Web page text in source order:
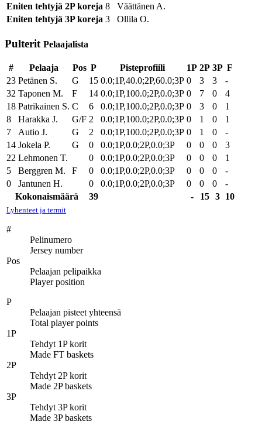
Eniten tehtyjä 2P koreja 8
Väättänen A.
Eniten tehtyjä 3P koreja 3 Ollila O.
Pulterit Pelaajalista
# Pelaaja Pos P Pisteprofiili 1P 2P 3P F
23 Petänen S. G 15 0.0;1P,40.0;2P,60.0;3P 0 3 3
-
32 Taponen M. F 14 0.0;1P,100.0;2P,0.0;3P 0 7 0
4
18 Patrikainen S. C 6 0.0;1P,100.0;2P,0.0;3P 0 3 0
1
8
Harakka J. G/F 2 0.0;1P,100.0;2P,0.0;3P 0 1 0
1
7
Autio J. G 2 0.0;1P,100.0;2P,0.0;3P 0 1 0
-
14 Jokela P. G 0 0.0;1P,0.0;2P,0.0;3P 0 0 0
3
22 Lehmonen T. 0 0.0;1P,0.0;2P,0.0;3P 0 0 0
1
5
Berggren M. F 0 0.0;1P,0.0;2P,0.0;3P 0 0 0
-
0
Jantunen H. 0 0.0;1P,0.0;2P,0.0;3P 0 0 0
-
Kokonaismäärä
39 - 15 3 10
Lyhenteet ja termit
#
Pelinumero
Jersey number
Pos
Pelaajan pelipaikka
Player position
P
Pelaajan pisteet yhteensä
Total player points
1P
Tehdyt 1P korit
Made FT baskets
2P
Tehdyt 2P korit
Made 2P baskets
3P
Tehdyt 3P korit
Made 3P baskets